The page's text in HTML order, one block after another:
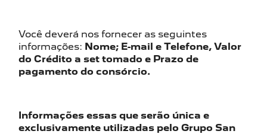
Você deverá nos fornecer as seguintes
informações: Nome; E-mail e Telefone, Valor
do Crédito a set tomado e Prazo de
pagamento do consórcio.
Informações essas que serão única e
exclusivamente utilizadas pelo Grupo San